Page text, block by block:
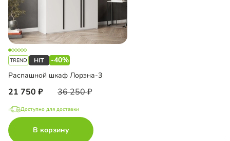
-40%
Распашной шкаф Лорэна-3
21 750 36 250
Доступно для доставки
В корзину